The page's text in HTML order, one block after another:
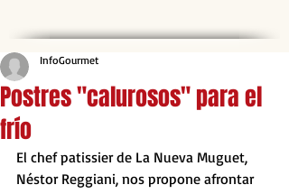
Postres "calurosos" para el
frío
InfoGourmet
El chef patissier de La Nueva Muguet,
Néstor Reggiani, nos propone afrontar